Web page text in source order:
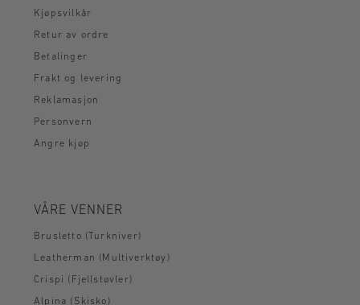
Kjøpsvilkår
Retur av ordre
Betalinger
Frakt og levering
Reklamasjon
Personvern
Angre kjøp
VÅRE VENNER
Brusletto (Turkniver)
Leatherman (Multiverktøy)
Crispi (Fjellstøvler)
Alpina (Skisko)